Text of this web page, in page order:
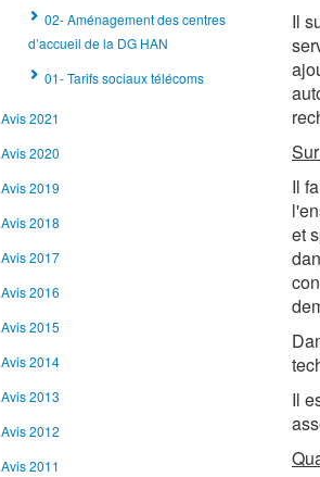
02- Aménagement des centres
d’accueil de la DG HAN
01- Tarifs sociaux télécoms
Avis 2021
Avis 2020
Avis 2019
Avis 2018
Avis 2017
Avis 2016
Avis 2015
Avis 2014
Avis 2013
Avis 2012
Avis 2011
Il
Il
et
Il